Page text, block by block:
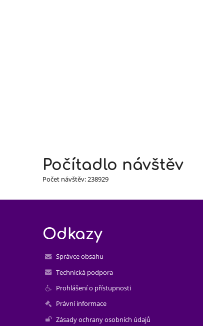
Počítadlo návštěv
Počet návštěv: 238929
Odkazy
Správce obsahu
Technická podpora
Prohlášení o přístupnosti
Právní informace
Zásady ochrany osobních údajů